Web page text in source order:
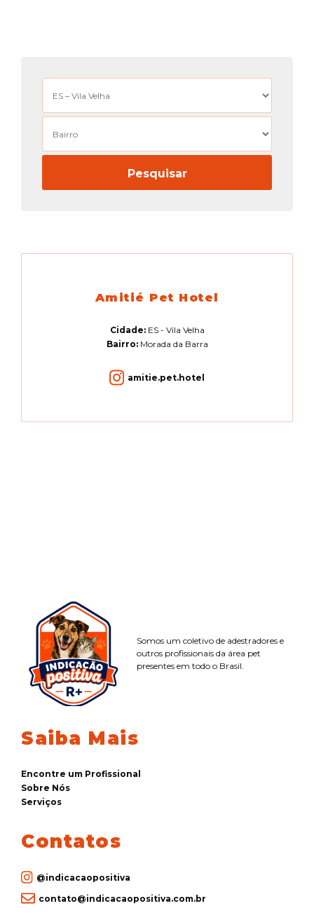
Amitié Pet Hotel
Cidade: ES - Vila Velha
Bairro:Morada da Barra
amitie.pet.hotel
Somos um coletivo de adestradores e
outros profissionais da área pet
presentes em todo o Brasil.
Saiba Mais
Encontre um Profissional
Sobre Nós
Serviços
Contatos
@indicacaopositiva
contato@indicacaopositiva.com.br